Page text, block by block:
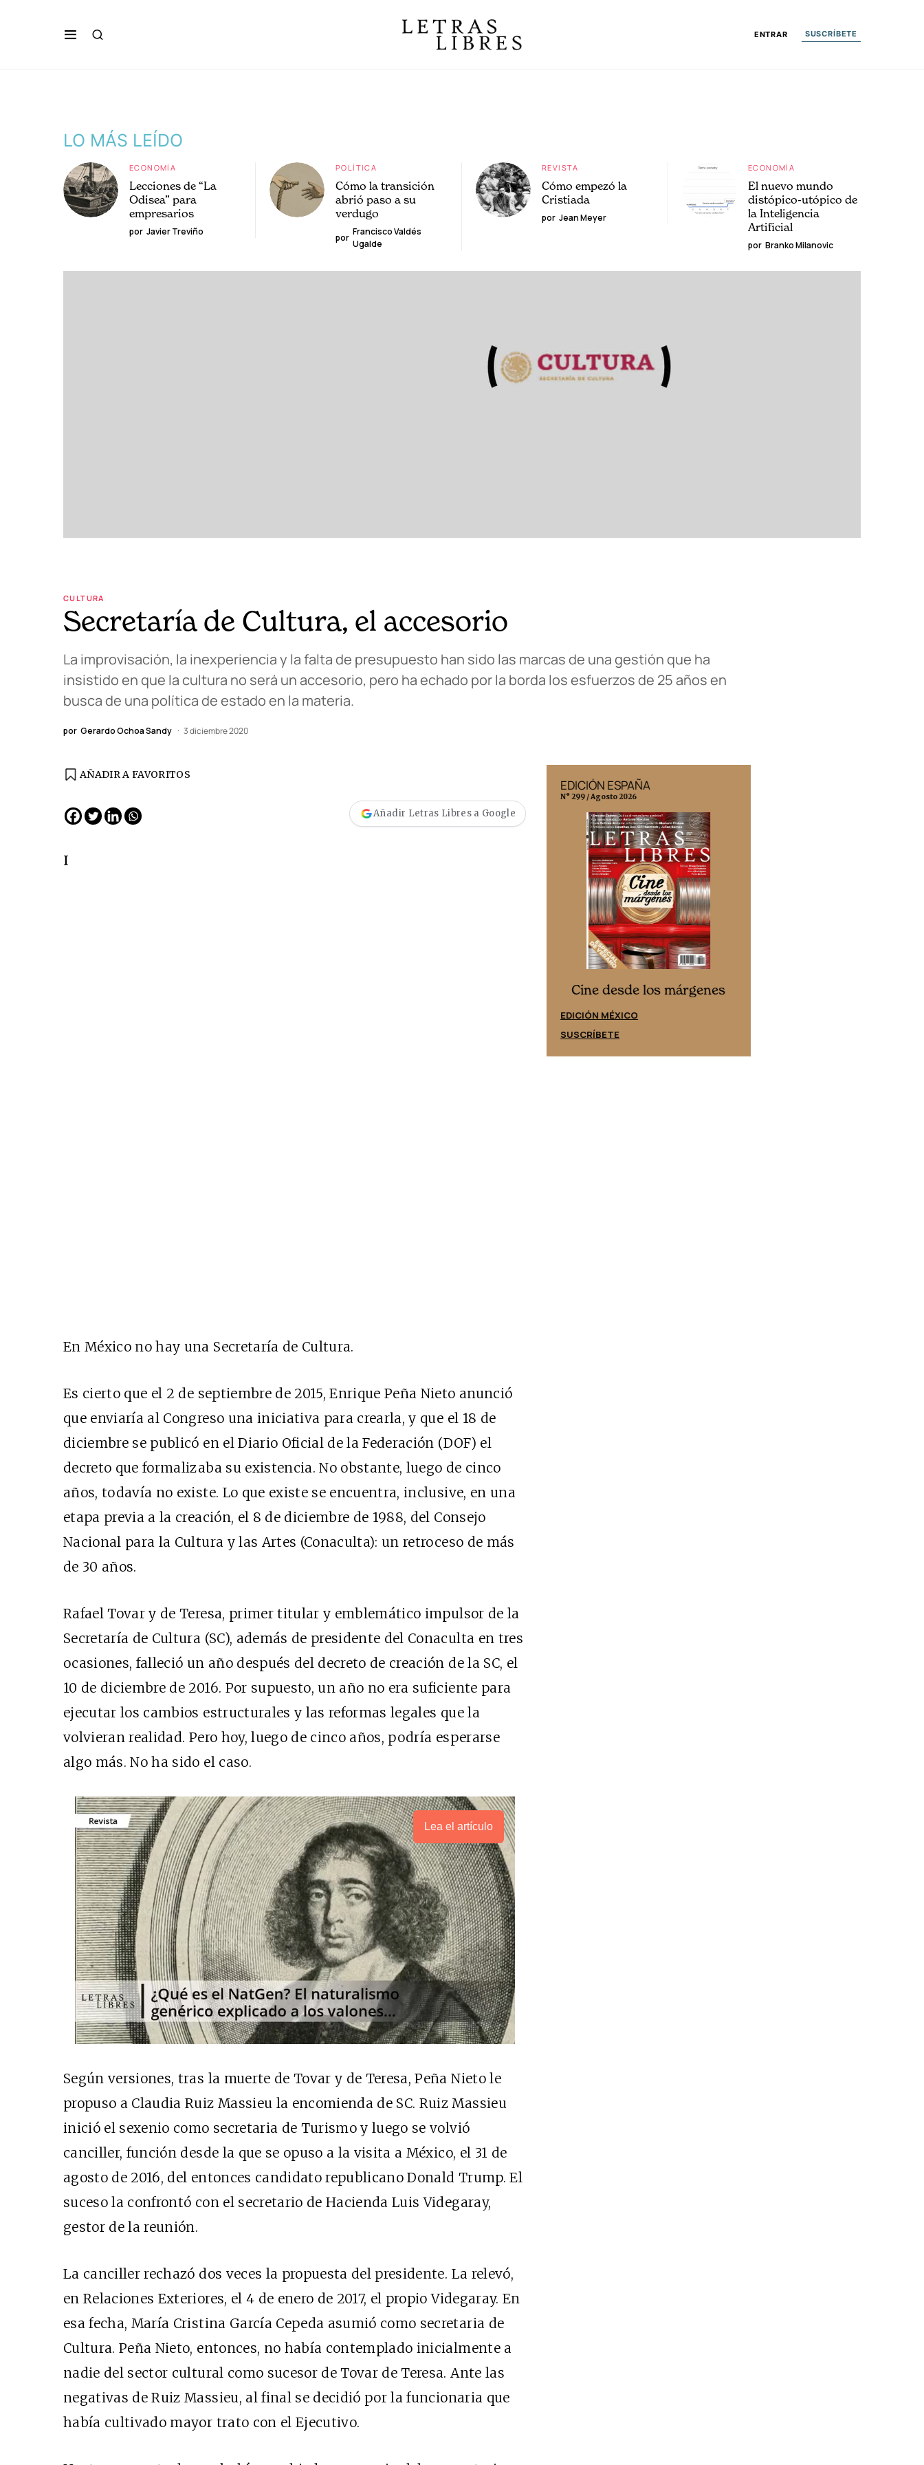
ENTRAR SUSCRÍBETE
LO MÁS LEÍDO
ECONOMÍA
Lecciones de “La
Odisea” para
empresarios
por Javier Treviño
POLÍTICA
Cómo la transición
abrió paso a su
verdugo
por
Francisco Valdés
Ugalde
REVISTA
Cómo empezó la
Cristiada
por Jean Meyer
ECONOMÍA
El nuevo mundo
distópico-utópico de
la Inteligencia
Artificial
por Branko Milanovic
CULTURA
Secretaría de Cultura, el accesorio
La improvisación, la inexperiencia y la falta de presupuesto han sido las marcas de una gestión que ha
insistido en que la cultura no será un accesorio, pero ha echado por la borda los esfuerzos de 25 años en
busca de una política de estado en la materia.
por Gerardo Ochoa Sandy 3 diciembre 2020
AÑADIR A FAVORITOS
Añadir Letras Libres a Google
I
En México no hay una Secretaría de Cultura.
Es cierto que el 2 de septiembre de 2015, Enrique Peña Nieto anunció
que enviaría al Congreso una iniciativa para crearla, y que el 18 de
diciembre se publicó en el Diario Oficial de la Federación (DOF) el
decreto que formalizaba su existencia. No obstante, luego de cinco
años, todavía no existe. Lo que existe se encuentra, inclusive, en una
etapa previa a la creación, el 8 de diciembre de 1988, del Consejo
Nacional para la Cultura y las Artes (Conaculta): un retroceso de más
de 30 años.
Rafael Tovar y de Teresa, primer titular y emblemático impulsor de la
Secretaría de Cultura (SC), además de presidente del Conaculta en tres
ocasiones, falleció un año después del decreto de creación de la SC, el
10 de diciembre de 2016. Por supuesto, un año no era suficiente para
ejecutar los cambios estructurales y las reformas legales que la
volvieran realidad. Pero hoy, luego de cinco años, podría esperarse
algo más. No ha sido el caso.
Lea el artículo
Según versiones, tras la muerte de Tovar y de Teresa, Peña Nieto le
propuso a Claudia Ruiz Massieu la encomienda de SC. Ruiz Massieu
inició el sexenio como secretaria de Turismo y luego se volvió
canciller, función desde la que se opuso a la visita a México, el 31 de
agosto de 2016, del entonces candidato republicano Donald Trump. El
suceso la confrontó con el secretario de Hacienda Luis Videgaray,
gestor de la reunión.
La canciller rechazó dos veces la propuesta del presidente. La relevó,
en Relaciones Exteriores, el 4 de enero de 2017, el propio Videgaray. En
esa fecha, María Cristina García Cepeda asumió como secretaria de
Cultura. Peña Nieto, entonces, no había contemplado inicialmente a
nadie del sector cultural como sucesor de Tovar de Teresa. Ante las
negativas de Ruiz Massieu, al final se decidió por la funcionaria que
había cultivado mayor trato con el Ejecutivo.
EDICIÓN ESPAÑA
N° 299 / Agosto 2026
Cine desde los márgenes
EDICIÓN MÉXICO
SUSCRÍBETE